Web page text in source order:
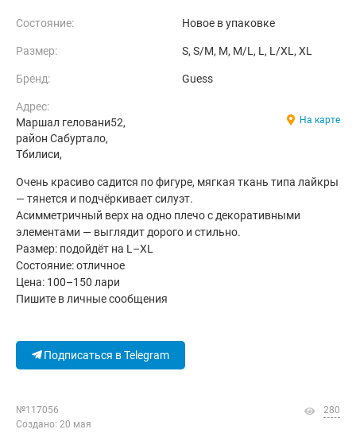
Состояние: Новое в упаковке
Размер: S, S/M, M, M/L, L, L/XL, XL
Бренд: Guess
Адрес:
Маршал геловани52,
район Сабуртало,
Тбилиси,
На карте
Очень красиво садится по фигуре, мягкая ткань типа лайкры
— тянется и подчёркивает силуэт.
Асимметричный верх на одно плечо с декоративными
элементами — выглядит дорого и стильно.
Размер: подойдёт на L–XL
Состояние: отличное
Цена: 100–150 лари
Пишите в личные сообщения
Подписаться в Telegram
№117056
Создано: 20 мая
280